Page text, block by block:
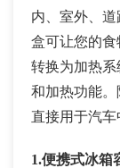
内、室外、
盒可让您的
转换为加热系
和加热功能
直接用于汽车
1.便携式冰箱